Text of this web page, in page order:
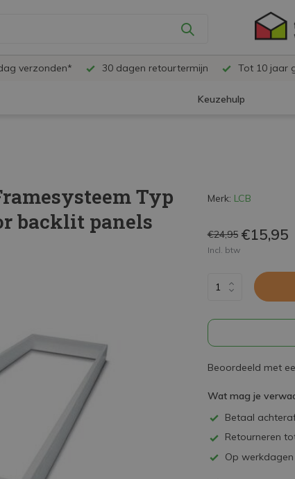
verzonden* 30 dagen retourtermijn Tot 10 jaar
Keuzehulp
Typ
backlit panels
Merk: LCB
€24,95 €15,95
Incl. btw
Beoordeeld met
Wat mag je
Betaal
Retourneren
Op